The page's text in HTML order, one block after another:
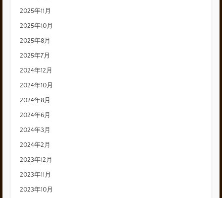
2025年11月
2025年10月
2025年8月
2025年7月
2024年12月
2024年10月
2024年8月
2024年6月
2024年3月
2024年2月
2023年12月
2023年11月
2023年10月